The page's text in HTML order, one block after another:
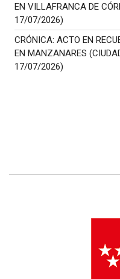
EN VILLAFRANCA DE
17/07/2026)
CRÓNICA: ACTO EN
EN MANZANARES
17/07/2026)